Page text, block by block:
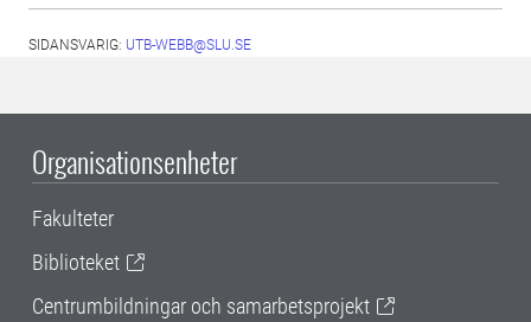
SIDANSVARIG: UTB-WEBB@SLU.SE
Organisationsenheter
Fakulteter
Biblioteket
Centrumbildningar och samarbetsprojekt